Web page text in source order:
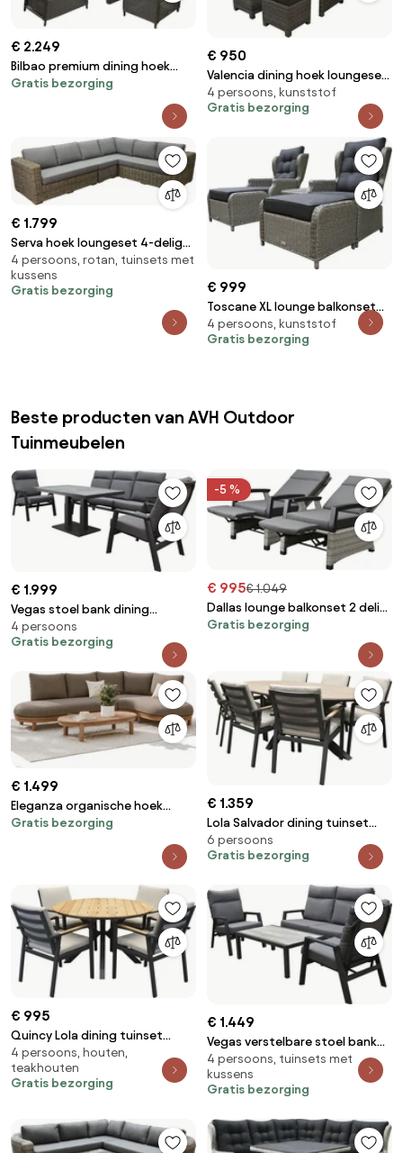
€ 2.249
Bilbao premium dining hoek
loungeset 6 delig antraciet
Gratis bezorging
€ 950
Valencia dining hoek loungeset
5-delig links antraciet wicker
4 persoons, kunststof
Gratis bezorging
€ 1.799
Serva hoek loungeset 4-delig
naturel rotan
4 persoons, rotan, tuinsets met
kussens
Gratis bezorging
€ 999
Toscane XL lounge balkonset
verstelbaar 5-delig grijs
4 persoons, kunststof
Gratis bezorging
Beste producten van AVH Outdoor
Tuinmeubelen
€ 1.999
Vegas stoel bank dining
loungeset 4 delig verstelbaar
aluminium
4 persoons
Gratis bezorging
-5 %
€ 995€ 1.049
Dallas lounge balkonset 2 delig
verstelbaar met verstelbare
Gratis bezorging
€ 1.499
Eleganza organische hoek
loungeset 3 delig hardhout
Gratis bezorging
€ 1.359
Lola Salvador dining tuinset
ovaal 220x115xH75 cm 7 delig
polywood
6 persoons
Gratis bezorging
€ 995
Quincy Lola dining tuinset
120xH75 cm rond 5 delig teak
antraciet
4 persoons, houten,
teakhouten
Gratis bezorging
€ 1.449
Vegas verstelbare stoel bank
loungeset 4-delig antraciet
aluminium
4 persoons, tuinsets met
kussens
Gratis bezorging